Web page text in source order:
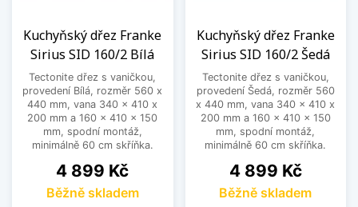
Kuchyňský dřez Franke
Sirius SID 160/2 Bílá
Tectonite dřez s vaničkou,
provedení Bílá, rozměr 560 x
440 mm, vana 340 x 410 x
200 mm a 160 x 410 x 150
mm, spodní montáž,
minimálně 60 cm skříňka.
Cena
4 899 Kč
Běžně skladem
Kuchyňský dřez Franke
Sirius SID 160/2 Šedá
Tectonite dřez s vaničkou,
provedení Šedá, rozměr 560
x 440 mm, vana 340 x 410 x
200 mm a 160 x 410 x 150
mm, spodní montáž,
minimálně 60 cm skříňka.
Cena
4 899 Kč
Běžně skladem